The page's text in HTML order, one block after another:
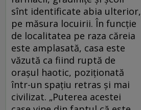
sînt identificate abia ulterior,
pe măsura locuirii. În funcție
de localitatea pe raza căreia
este amplasată, casa este
văzută ca fiind ruptă de
orașul haotic, poziționată
într-un spațiu retras și mai
civilizat. „Puterea acestei